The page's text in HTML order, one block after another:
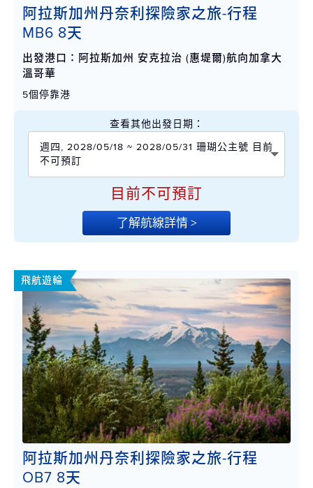
阿拉斯加州丹奈利探險家之旅-行程
MB6 8天
出發港口：阿拉斯加州 安克拉治 (惠堤爾)航向加拿大
溫哥華
5個停靠港
查看其他出發日期：
週四, 2028/05/18 ~ 2028/05/31 珊瑚公主號 目前
不可預訂
目前不可預訂
了解航線詳情 >
飛航遊輪
阿拉斯加州丹奈利探險家之旅-行程
OB7 8天